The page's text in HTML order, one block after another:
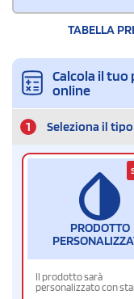
TABELLA
Calcola il
online
1 Seleziona il
PRODOTTO
Il prodotto sarà
personalizzato con